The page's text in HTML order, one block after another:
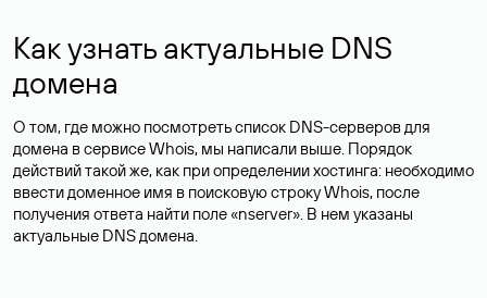
Как узнать актуальные DNS
домена
О том, где можно посмотреть список DNS-серверов для
домена в сервисе Whois, мы написали выше. Порядок
действий такой же, как при определении хостинга: необходимо
ввести доменное имя в поисковую строку Whois, после
получения ответа найти поле «nserver». В нем указаны
актуальные DNS домена.